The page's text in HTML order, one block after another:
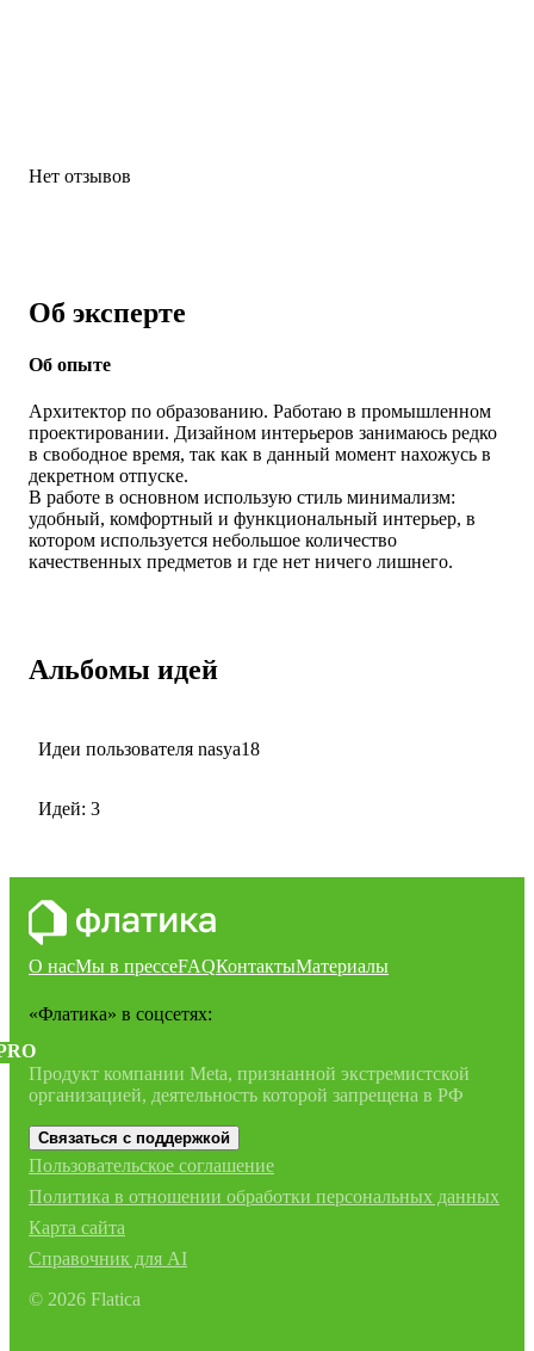
Нет отзывов
Об эксперте
Об опыте
Архитектор по образованию. Работаю в промышленном
проектировании. Дизайном интерьеров занимаюсь редко
в свободное время, так как в данный момент нахожусь в
декретном отпуске.
В работе в основном использую стиль минимализм:
удобный, комфортный и функциональный интерьер, в
котором используется небольшое количество
качественных предметов и где нет ничего лишнего.
Альбомы идей
Идеи пользователя nasya18
Идей: 3
О насМы в прессеFAQКонтактыМатериалы
«Флатика» в соцсетях:
Продукт компании Meta, признанной экстремистской
организацией, деятельность которой запрещена в РФ
Связаться с поддержкой
Пользовательское соглашение
Политика в отношении обработки персональных данных
Карта сайта
Справочник для AI
© 2026 Flatica